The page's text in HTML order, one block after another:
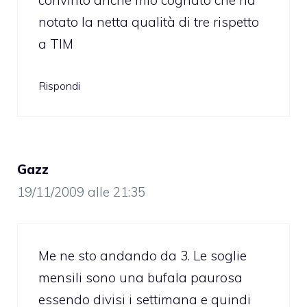
notato la netta qualità di tre rispetto
a TIM
Rispondi
Gazz
19/11/2009 alle 21:35
Me ne sto andando da 3. Le soglie
mensili sono una bufala paurosa
essendo divisi i settimana e quindi